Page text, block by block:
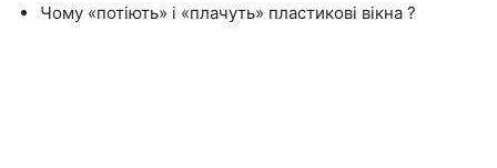
Чому «потіють» і «плачуть» пластикові вікна ?